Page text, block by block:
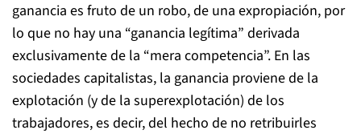
ganancia es fruto de un robo, de una expropiación, por
lo que no hay una “ganancia legítima” derivada
exclusivamente de la “mera competencia”. En las
sociedades capitalistas, la ganancia proviene de la
explotación (y de la superexplotación) de los
trabajadores, es decir, del hecho de no retribuirles